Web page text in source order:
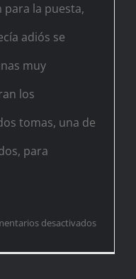
para la puesta,
adiós se
muy
los
tomas, una de
para
desactivadosen